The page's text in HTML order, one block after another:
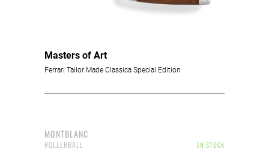
Masters of Art
Ferrari Tailor Made Classica Special Edition
MONTBLANC
EN STOCK
ROLLERBALL